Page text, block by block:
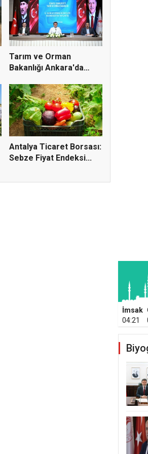
Tarım ve Orman
Bakanlığı Ankara'da
Antalya Ticaret Borsası:
Sebze Fiyat Endeksi...
İmsak
04:21